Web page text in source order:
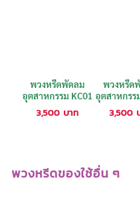
พวงหรีดพัดลม
อุตสาหกรรม KC01
3,500 บาท
พวงหรีด
อุตสาหกรร
3,500
พวงหรีดของใช้อื่น ๆ